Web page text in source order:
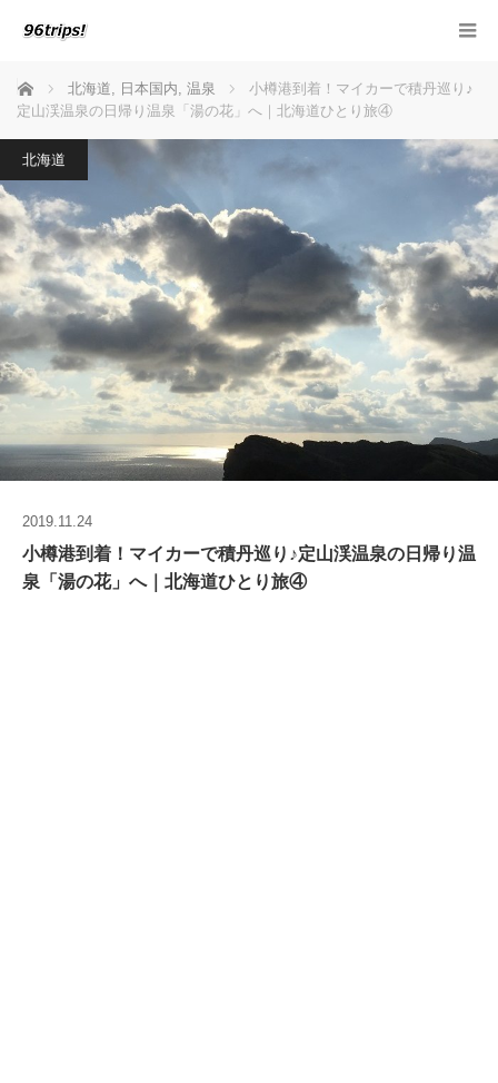
ホーム 北海道, 日本国内, 温泉
小樽港到着！マイカーで積丹巡り♪
定山渓温泉の日帰り温泉「湯の花」へ｜北海道ひとり旅④
北海道
2019.11.24
小樽港到着！マイカーで積丹巡り♪定山渓温泉の日帰り温
泉「湯の花」へ｜北海道ひとり旅④